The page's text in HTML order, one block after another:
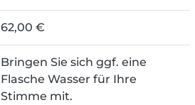
62,00 €
Bringen Sie sich ggf. eine
Flasche Wasser für Ihre
Stimme mit.